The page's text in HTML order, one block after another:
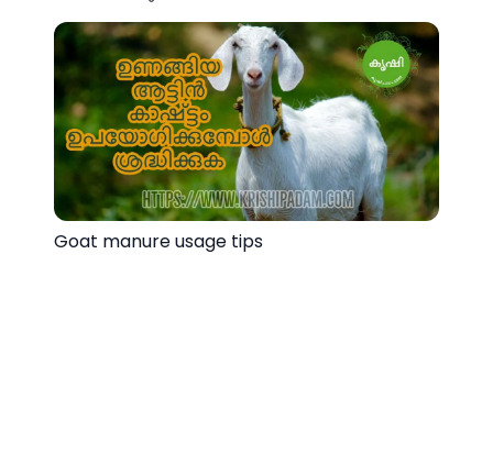
Goat manure usage tips